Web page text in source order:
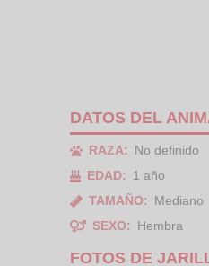
DATOS DEL
RAZA:
No definido
EDAD:
1 año
TAMAÑO:
Mediano
SEXO:
Hembra
FOTOS DE